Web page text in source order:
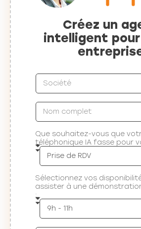
Créez un
intelligent
Que souhaitez-vous que
téléphonique IA fasse pour
Sélectionnez vos
assister à une
: